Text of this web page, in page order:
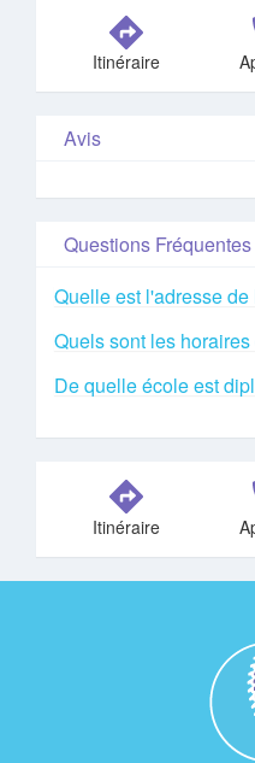
Itinéraire
Avis
Questions Fréquentes
Quelle est l'adresse
Quels sont les
De quelle école est
Itinéraire